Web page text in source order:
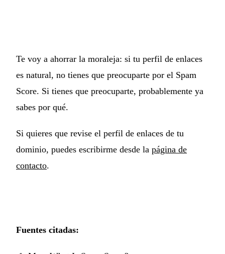
Te voy a ahorrar la moraleja: si tu perfil de enlaces
es natural, no tienes que preocuparte por el Spam
Score. Si tienes que preocuparte, probablemente ya
sabes por qué.
Si quieres que revise el perfil de enlaces de tu
dominio, puedes escribirme desde la página de
contacto.
Fuentes citadas: